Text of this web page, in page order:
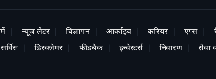
न्यूज लेटर विज्ञापन आर्काइव करियर एप्स
डिस्क्लेमर फीडबैक इन्वेस्टर्स निवारण सेवा